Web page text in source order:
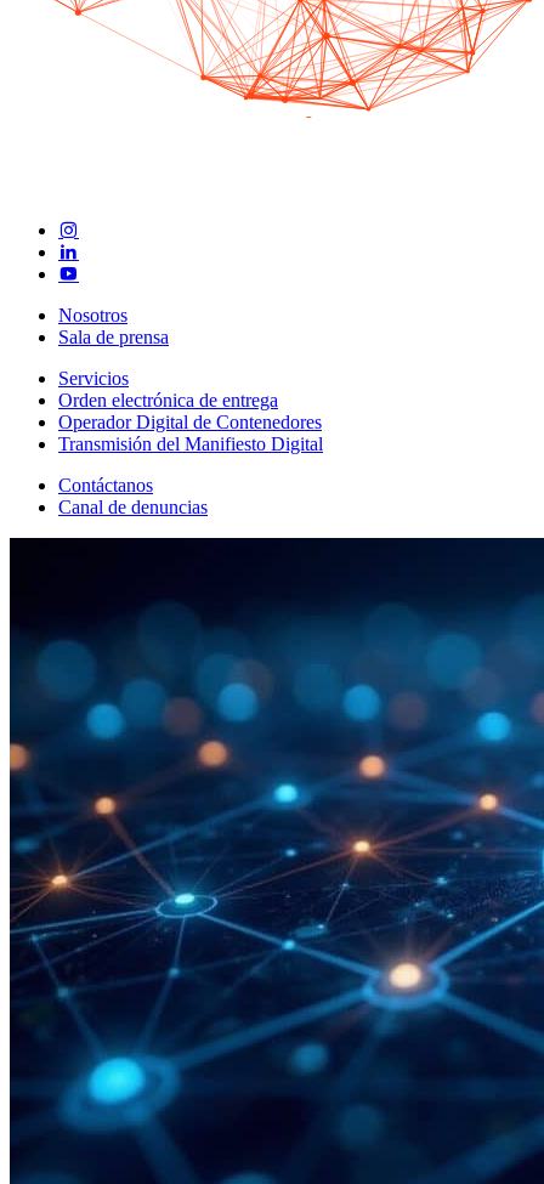
Nosotros
Sala de prensa
Servicios
Orden electrónica de entrega
Operador Digital de Contenedores
Transmisión del Manifiesto Digital
Contáctanos
Canal de denuncias